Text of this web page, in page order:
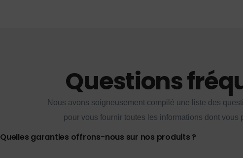
Questions
Nous avons soigneusement compilé une liste des
pour vous fournir toutes les informations dont vous
Quelles garanties offrons-nous sur nos produits ?